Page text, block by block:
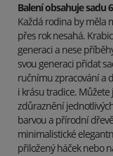
Balení obsahuje sadu
Každá rodina by měla
přes rok nesahá.
generaci a nese
svou generaci přidat
ručnímu zpracování a
i krásu tradice.
zdůraznění
barvou a přírodní
minimalistické
přiložený háček nebo